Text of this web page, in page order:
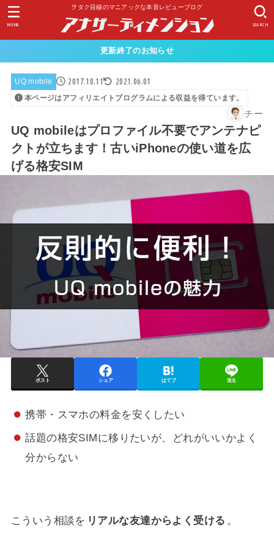
ヲタク目線のマニアックな本音レビューブログ
SEARCH
MENU
更新終了のお知らせ
UQ mobile 2017.10.11 2021.06.01
本ページはアフィリエイトプログラムによる収益を得ています。
チー
UQ mobileはプロファイル不要でアンテナピ
クトが立ちます！古いiPhoneの使い道を広
げる格安SIM
ポスト シェア はてブ 送る
携帯・スマホの料金を安くしたい
話題の格安SIMに移りたいが、どれがいいかよく
分からない
こういう相談を リアルな友達からよく受ける 。